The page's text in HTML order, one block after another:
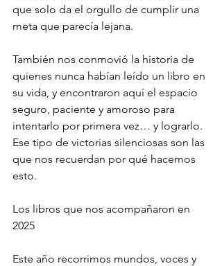
que solo da el orgullo de cumplir una
meta que parecía lejana.
También nos conmovió la historia de
quienes nunca habían leído un libro en
su vida, y encontraron aquí el espacio
seguro, paciente y amoroso para
intentarlo por primera vez… y lograrlo.
Ese tipo de victorias silenciosas son las
que nos recuerdan por qué hacemos
esto.
Los libros que nos acompañaron en
2025
Este año recorrimos mundos, voces y